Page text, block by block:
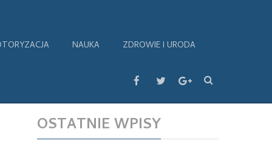
NAUKA
ZDROWIE I URODA
OSTATNIE WPISY